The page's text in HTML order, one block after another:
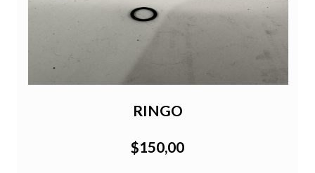
RINGO
$150,00